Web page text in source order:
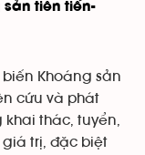
sản tiên tiến-
biến Khoáng sản
cứu và phát
thác, tuyển,
giá trị, đặc biệt